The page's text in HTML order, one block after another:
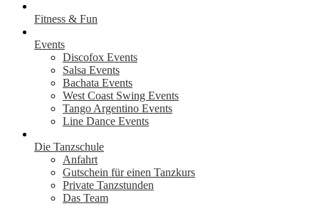
Fitness & Fun
Events
Discofox Events
Salsa Events
Bachata Events
West Coast Swing Events
Tango Argentino Events
Line Dance Events
Die Tanzschule
Anfahrt
Gutschein für einen Tanzkurs
Private Tanzstunden
Das Team